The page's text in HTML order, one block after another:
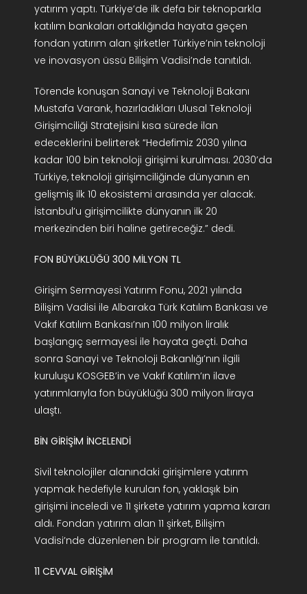
EN
yatırım yaptı. Türkiye’de ilk defa bir teknoparkla
katılım bankaları ortaklığında hayata geçen
fondan yatırım alan şirketler Türkiye’nin teknoloji
ve inovasyon üssü Bilişim Vadisi’nde tanıtıldı.
Törende konuşan Sanayi ve Teknoloji Bakanı
Mustafa Varank, hazırladıkları Ulusal Teknoloji
Girişimciliği Stratejisini kısa sürede ilan
edeceklerini belirterek “Hedefimiz 2030 yılına
kadar 100 bin teknoloji girişimi kurulması. 2030’da
Türkiye, teknoloji girişimciliğinde dünyanın en
gelişmiş ilk 10 ekosistemi arasında yer alacak.
İstanbul’u girişimcilikte dünyanın ilk 20
merkezinden biri haline getireceğiz.” dedi.
FON BÜYÜKLÜĞÜ 300 MİLYON TL
Girişim Sermayesi Yatırım Fonu, 2021 yılında
Bilişim Vadisi ile Albaraka Türk Katılım Bankası ve
Vakıf Katılım Bankası’nın 100 milyon liralık
başlangıç sermayesi ile hayata geçti. Daha
sonra Sanayi ve Teknoloji Bakanlığı’nın ilgili
kuruluşu KOSGEB’in ve Vakıf Katılım’ın ilave
yatırımlarıyla fon büyüklüğü 300 milyon liraya
ulaştı.
BİN GİRİŞİM İNCELENDİ
Sivil teknolojiler alanındaki girişimlere yatırım
yapmak hedefiyle kurulan fon, yaklaşık bin
girişimi inceledi ve 11 şirkete yatırım yapma kararı
aldı. Fondan yatırım alan 11 şirket, Bilişim
Vadisi’nde düzenlenen bir program ile tanıtıldı.
11 CEVVAL GİRİŞİM